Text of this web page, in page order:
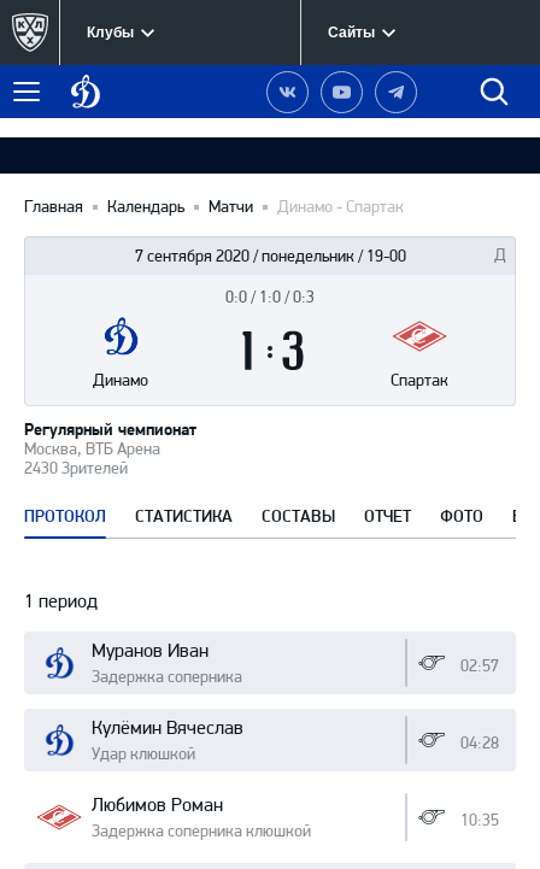
Клубы Сайты
Меню
Динамо
Москва
Наша
группа
Вконтакте
Наш
канал
YouTube
Наш
канал
Telegram
Главная Календарь Матчи Динамо - Спартак
7 сентября 2020 / понедельник / 19-00
Москва, ВТБ Арена
2430 Зрителей
Регулярный чемпионат
матча
0:0 / 1:0 / 0:3
Динамо Спартак
ПРОТОКОЛ СТАТИСТИКА СОСТАВЫ ОТЧЕТ ФОТО
Протокол
1 период
Муранов Иван
Задержка соперника
02:57
Кулёмин Вячеслав
Удар клюшкой
04:28
Любимов Роман
Задержка соперника клюшкой
10:35